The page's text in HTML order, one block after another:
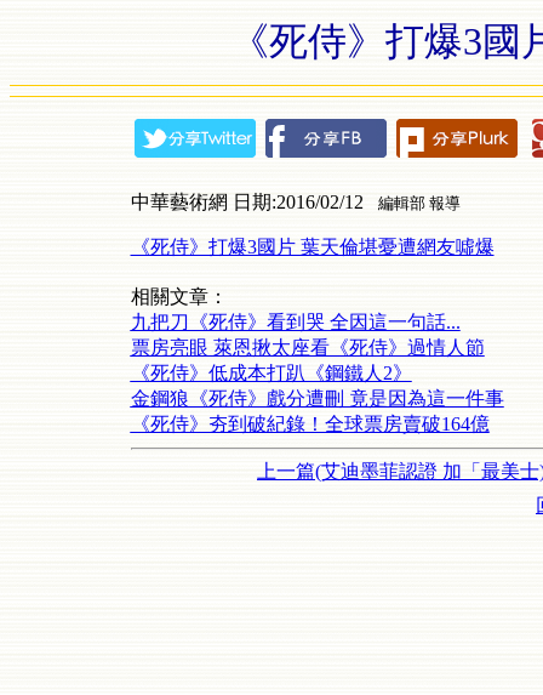
《死侍》打爆3
中華藝術網 日期:2016/02/12 編輯部 報導
《死侍》打爆3國片 葉天倫堪憂遭網友噓爆
相關文章：
九把刀《死侍》看到哭 全因這一句話...
票房亮眼 萊恩揪太座看《死侍》過情人節
《死侍》低成本打趴《鋼鐵人2》
金鋼狼《死侍》戲分遭刪 竟是因為這一件事
《死侍》夯到破紀錄！全球票房賣破164億
上一篇(艾迪墨菲認證 加「最美士